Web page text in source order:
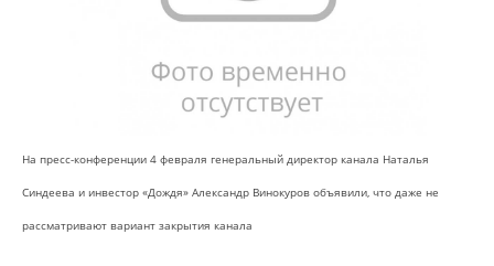
На пресс-конференции 4 февраля генеральный директор канала Наталья
Синдеева и инвестор «Дождя» Александр Винокуров объявили, что даже не
рассматривают вариант закрытия канала